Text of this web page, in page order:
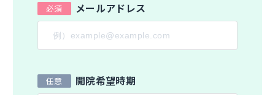
メールアドレス
開院希望時期